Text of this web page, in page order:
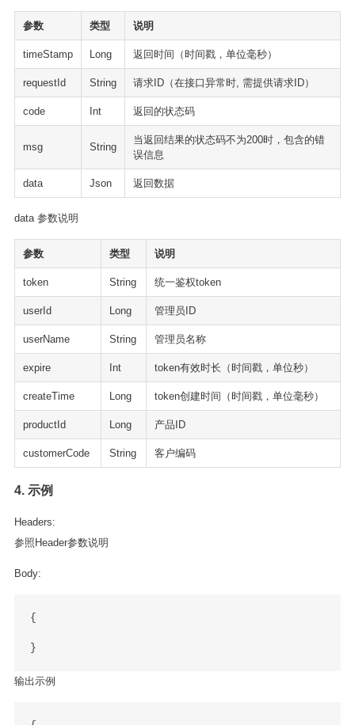
参数 类型 说明
timeStamp Long 返回时间（时间戳，单位毫秒）
requestId String 请求ID（在接口异常时, 需提供请求ID）
code Int 返回的状态码
msg String
当返回结果的状态码不为200时，包含的错
误信息
data Json 返回数据
data 参数说明
参数 类型 说明
token String 统一鉴权token
userId Long 管理员ID
userName String 管理员名称
expire Int token有效时长（时间戳，单位秒）
createTime Long token创建时间（时间戳，单位毫秒）
productId Long 产品ID
customerCode String 客户编码
4. 示例
Headers:
参照Header参数说明
Body:
{
输出示例